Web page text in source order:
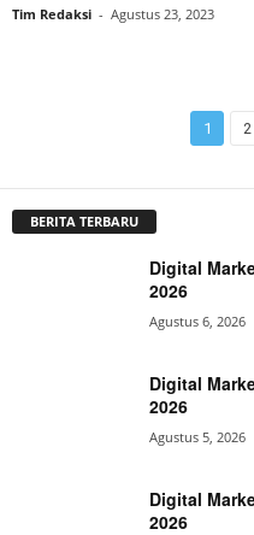
Tim Redaksi - Agustus 23, 2023
1 2
BERITA TERBARU
Digital
2026
Agustus 6, 2026
Digital
2026
Agustus 5, 2026
Digital
2026